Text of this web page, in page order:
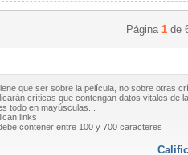
Página 1 de
que ser sobre la película, no sobre otras
críticas que contengan datos vitales de
todo en mayúsculas...
links
contener entre 100 y 700 caracteres